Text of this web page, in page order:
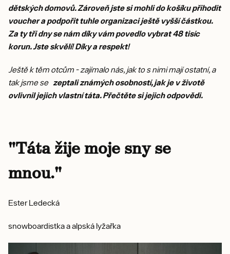
dětských domovů. Zároveň jste si mohli do košíku přihodit
voucher a podpořit tuhle organizaci ještě vyšší částkou.
Za ty tři dny se nám díky vám povedlo vybrat 48 tisíc
korun. Jste skvělí! Díky a respekt!
Ještě k těm otcům - zajímalo nás, jak to s nimi mají ostatní, a
tak jsme se zeptali známých osobností, jak je v životě
ovlivnil jejich vlastní táta. Přečtěte si jejich odpovědi.
"Táta žije moje sny se
mnou."
Ester Ledecká
snowboardistka a alpská lyžařka